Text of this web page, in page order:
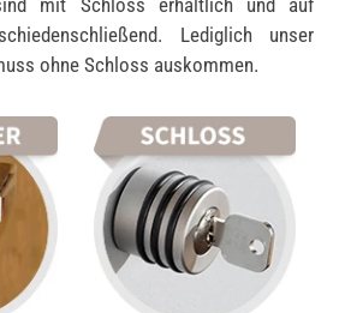
Lediglich unser
ohne Schloss auskommen.